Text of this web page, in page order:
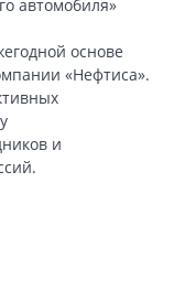
автомобиля»
основе
«Нефтиса».
и